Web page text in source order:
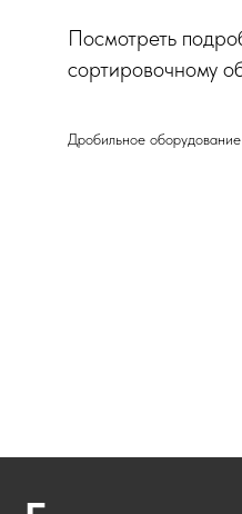
Посмотреть
сортировочному
Дробильное